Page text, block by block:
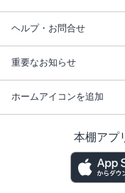
ヘルプ・お問合せ
重要なお知らせ
ホームアイコンを追加
本棚アプ